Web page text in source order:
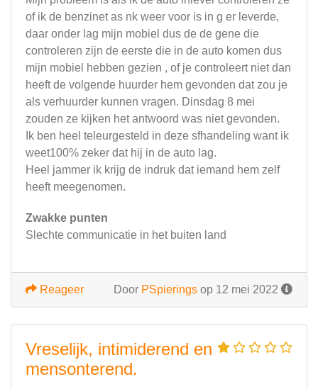
of ik de benzinet as nk weer voor is in g er leverde,
daar onder lag mijn mobiel dus de de gene die
controleren zijn de eerste die in de auto komen dus
mijn mobiel hebben gezien , of je controleert niet dan
heeft de volgende huurder hem gevonden dat zou je
als verhuurder kunnen vragen. Dinsdag 8 mei
zouden ze kijken het antwoord was niet gevonden.
Ik ben heel teleurgesteld in deze sfhandeling want ik
weet100% zeker dat hij in de auto lag.
Heel jammer ik krijg de indruk dat iemand hem zelf
heeft meegenomen.
Zwakke punten
Slechte communicatie in het buiten land
Door PSpierings op 12 mei 2022
Reageer
Vreselijk, intimiderend en
mensonterend.